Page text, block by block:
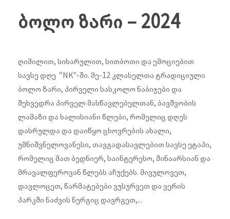
ბოლო ზარი – 2024
ღიმილით, სიხარულით, სითბოთი და ემოციებით
სავსე დღე “NK”-ში. მე-12 კლასელთა ტრადიციული
ბოლო ზარი, პირველი სასკოლო ნაბიჯები და
შეხვედრა პირველ მასწავლებელთან, ბავშვობის
ლამაზი და ხალისიანი წლები, რომელიც დღეს
დასრულდა და დაიწყო ცხოვრების ახალი,
უმნიშვნელოვანესი, თავგადასავლებით სავსე ეტაპი,
რომელიც მათ ბედნიერ, საინტერესო, შინაარსიან და
მრავალფეროვან წლებს აჩუქებს. მივულოვეთ,
დავლოცეთ, წარმატებები ვუსურვეთ და ვერის
პარკში ნაძვის ნერგიც დავრგეთ,...